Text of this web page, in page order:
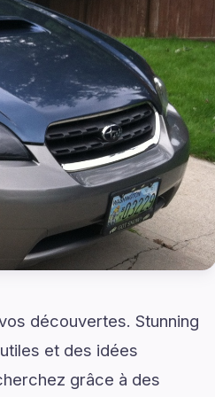
découvertes. Stunning
et des idées
grâce à des